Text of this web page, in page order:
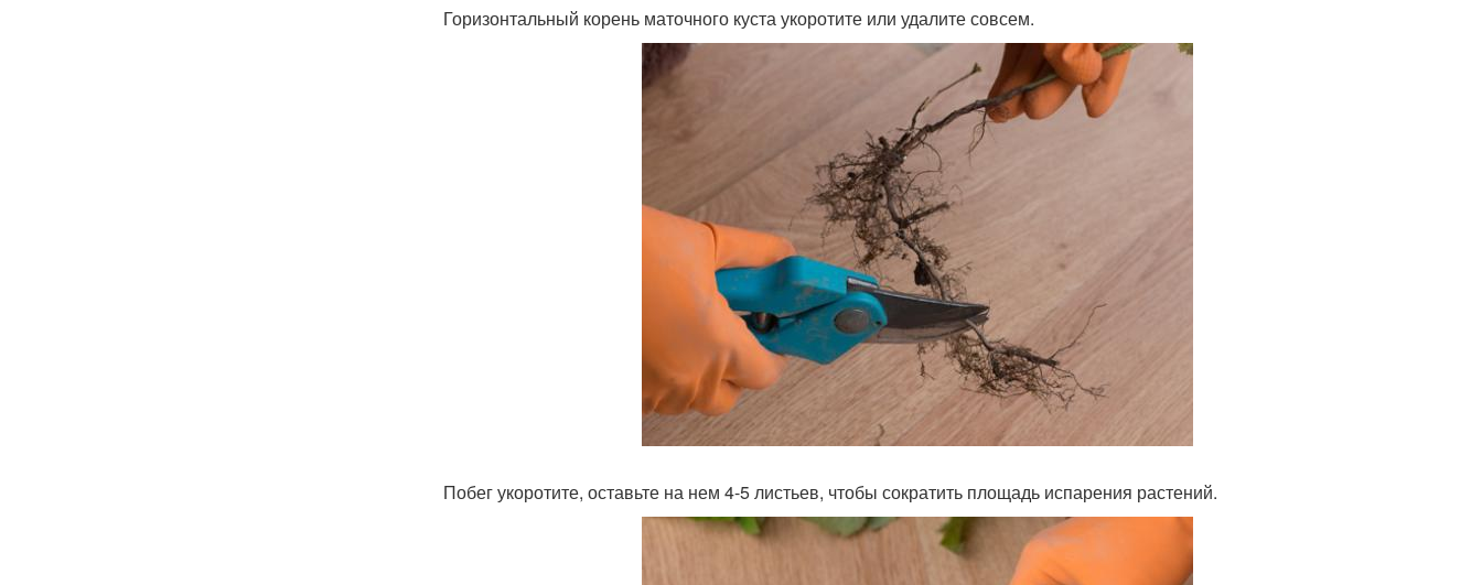
Горизонтальный корень маточного куста укоротите или удалите совсем.
Побег укоротите, оставьте на нем 4-5 листьев, чтобы сократить площадь испарения растений.